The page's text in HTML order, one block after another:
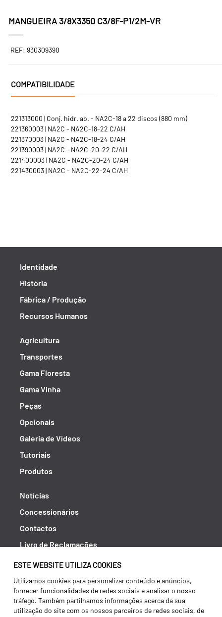
ESTE WEBSITE UTILIZA COOKIES
Utilizamos cookies para personalizar conteúdo e anúncios,
fornecer funcionalidades de redes sociais e analisar o nosso
tráfego. Também partilhamos informações acerca da sua
utilização do site com os nossos parceiros de redes sociais, de
MANGUEIRA 3/8X3350 C3/8F-P1/2M-VR
REF: 930309390
COMPATIBILIDADE
221313000 | Conj. hidr. ab. - NA2C-18 a 22 discos (880 mm)
221360003 | NA2C - NA2C-18-22 C/AH
221370003 | NA2C - NA2C-18-24 C/AH
221390003 | NA2C - NA2C-20-22 C/AH
221400003 | NA2C - NA2C-20-24 C/AH
221430003 | NA2C - NA2C-22-24 C/AH
Identidade
História
Fábrica / Produção
Recursos Humanos
Agricultura
Transportes
Gama Floresta
Gama Vinha
Peças
Opcionais
Galeria de Vídeos
Tutoriais
Produtos
Notícias
Concessionários
Contactos
Livro de Reclamações
Política de Privacidade
Canal de Denúncias (RGPC)
Termos e condições